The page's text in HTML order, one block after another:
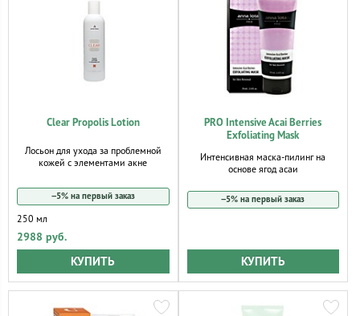
Clear Propolis Lotion
Лосьон для ухода за проблемной
кожей с элементами акне
−5% на первый заказ
250 мл
2988 руб.
КУПИТЬ
PRO Intensive Acai Berries
Exfoliating Mask
Интенсивная маска-пилинг на
основе ягод асаи
−5% на первый заказ
КУПИТЬ